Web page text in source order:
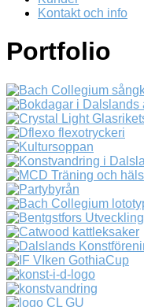
Kontakt och info
Portfolio